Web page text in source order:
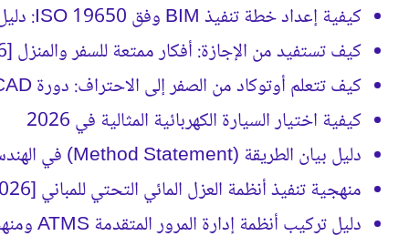
كيفية إعداد خطة تنفيذ BIM وفق ISO 19650: دليل BEP الشامل
كيف تستفيد من الإجازة: أفكار ممتعة للسفر والمنزل [2026]
كيف تتعلم أوتوكاد من الصفر إلى الاحتراف: دورة AutoCAD كاملة [2026]
كيفية اختيار السيارة الكهربائية المثالية في 2026
دليل بيان الطريقة (Method Statement) في الهندسة الإنشائية [2026]
منهجية تنفيذ أنظمة العزل المائي التحتي للمباني [2026]
دليل تركيب أنظمة إدارة المرور المتقدمة ATMS ومنهجية التنفيذ [2026]